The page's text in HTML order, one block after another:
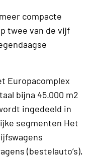
compacte
twee van de vijf
Europacomplex
bijna 45.000 m2
ingedeeld in
segmenten Het
(bestelauto’s),